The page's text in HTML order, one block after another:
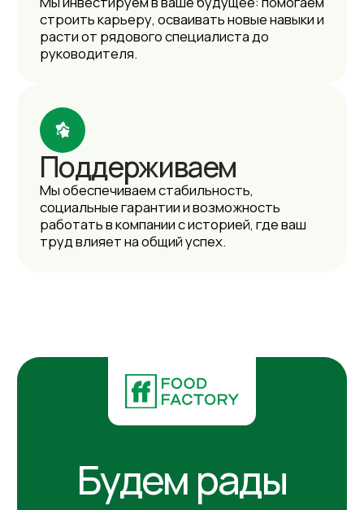
Я соглашаюсь сполитикой
конфиденциальностии даю согласие
наобработку персональных данных
Я даю своесогласие на информационную
рассылку
Наш профиль на hh
Меню